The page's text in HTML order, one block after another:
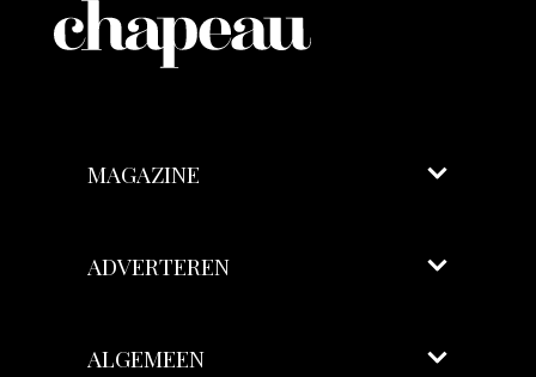
MAGAZINE
ADVERTEREN
ALGEMEEN